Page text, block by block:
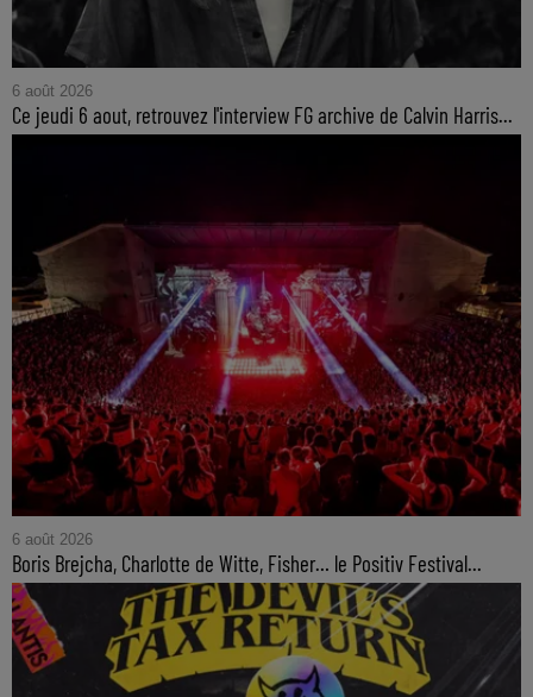
6 août 2026
Ce jeudi 6 aout, retrouvez l'interview FG archive de Calvin Harris...
6 août 2026
Boris Brejcha, Charlotte de Witte, Fisher… le Positiv Festival...